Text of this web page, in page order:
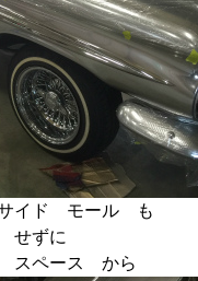
イド モール も
ずに
ペース から